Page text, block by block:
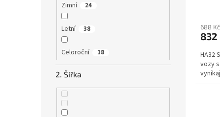
Debica
Firestone 1
Fulda 2
Zimní 24
Letní 38
Celoroční 18
2. Šířka
688
832
HA32
vozy